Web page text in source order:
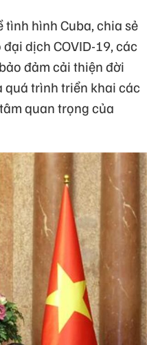
hình Cuba, chia sẻ
dịch COVID-19, các
đảm cải thiện đời
trình triển khai các
quan trọng của